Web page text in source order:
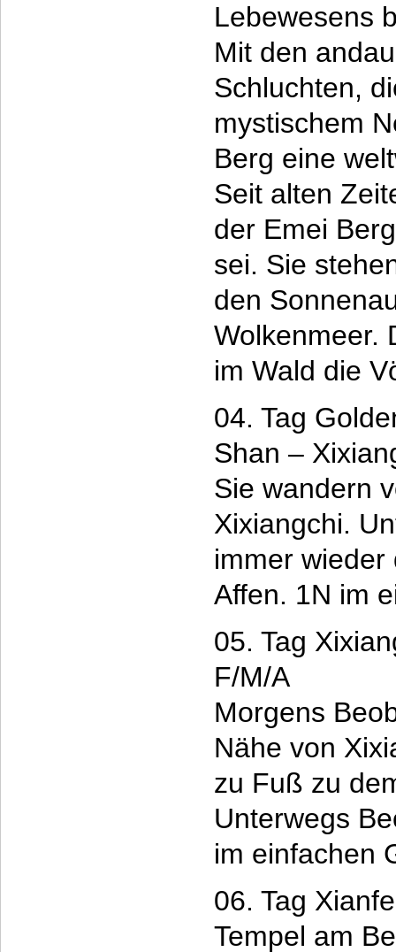
Lebewesens
Mit den
Schluchten,
mystischem
Berg eine
Seit alten
der Emei
sei. Sie
den
Wolkenmeer.
im Wald die
04. Tag
Shan –
Sie wandern
Xixiangchi.
immer wieder
Affen. 1N im
05. Tag
F/M/A
Morgens
Nähe von
zu Fuß zu
Unterwegs
im einfachen
06. Tag
Tempel am